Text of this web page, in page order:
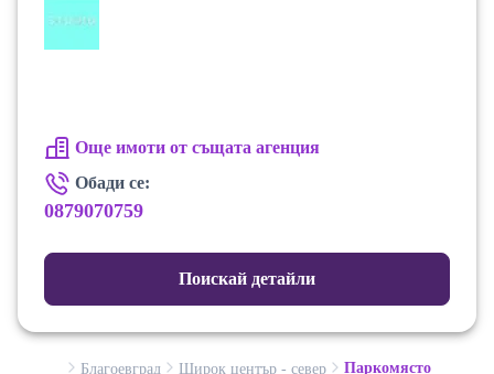
Още имоти от същата агенция
Обади се:
0879070759
Поискай детайли
Благоевград Широк център - север Паркомясто